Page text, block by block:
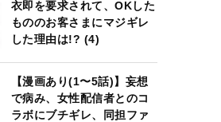
衣即を要求されて、OKした
もののお客さまにマジギレ
した理由は!? (4)
【漫画あり(1〜5話)】妄想
で病み、女性配信者とのコ
ラボにブチギレ、同担ファ